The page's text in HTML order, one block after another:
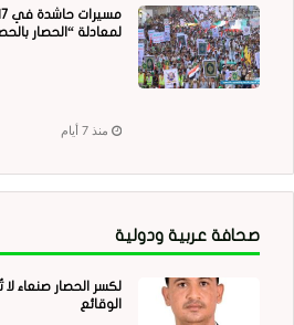
لمعادلة “الحصار
منذ 7 أيام
صحافة عربية ودولية
لكسر الحصار صنعاء
الوقائع